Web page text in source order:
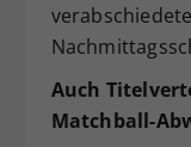
Auch
Matchball-